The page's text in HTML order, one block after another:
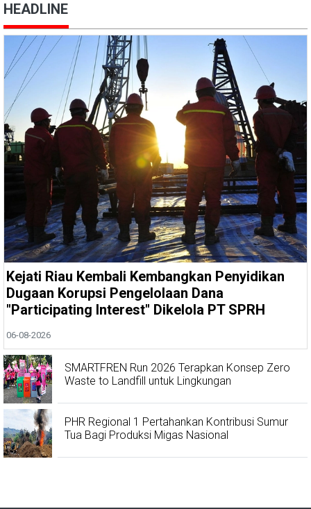
HEADLINE
Kejati Riau Kembali Kembangkan Penyidikan
Dugaan Korupsi Pengelolaan Dana
"Participating Interest" Dikelola PT SPRH
06-08-2026
SMARTFREN Run 2026 Terapkan Konsep Zero
Waste to Landfill untuk Lingkungan
PHR Regional 1 Pertahankan Kontribusi Sumur
Tua Bagi Produksi Migas Nasional